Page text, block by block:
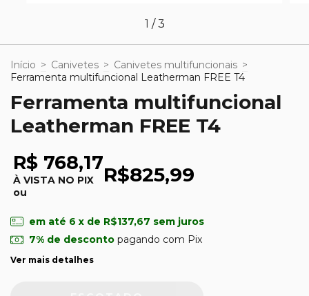
1 /3
Início > Canivetes > Canivetes multifuncionais >
Ferramenta multifuncional Leatherman FREE T4
Ferramenta multifuncional
Leatherman FREE T4
R$ 768,17
À VISTA NO PIX
ou
R$825,99
em até 6 x de R$137,67 sem juros
7% de descontopagando com Pix
Ver mais detalhes